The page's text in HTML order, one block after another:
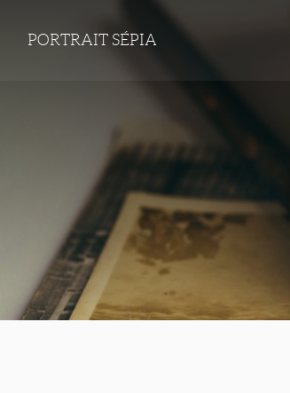
PORTRAIT SÉPIA